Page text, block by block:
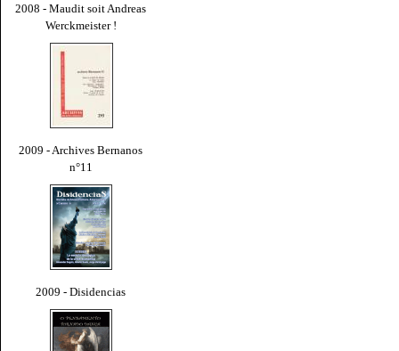
2008 - Maudit soit Andreas
Werckmeister !
2009 - Archives Bernanos
n°11
2009 - Disidencias